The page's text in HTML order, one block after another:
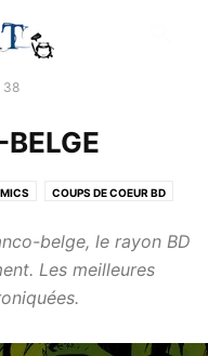
38
COUPS DE COEUR BD
belge, le rayon BD
Les meilleures